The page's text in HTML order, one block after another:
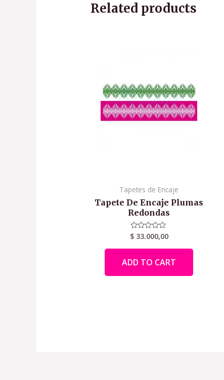
Related products
Tapetes de Encaje
Tapete De Encaje Plumas
Redondas
Rated
0
out
5
$33.000,00
ADD TO CART